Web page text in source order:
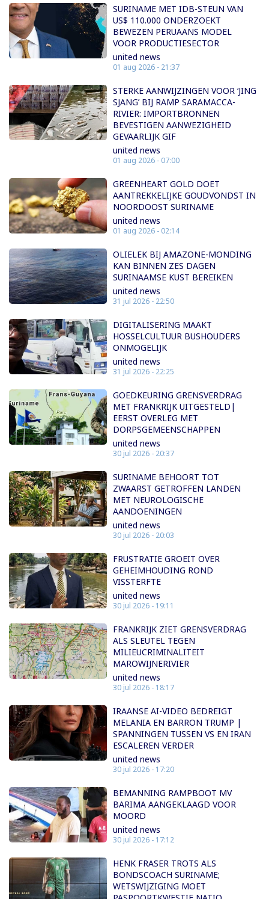
SURINAME MET IDB-STEUN VAN
US$ 110.000 ONDERZOEKT
BEWEZEN PERUAANS MODEL
VOOR PRODUCTIESECTOR
united news
01 aug 2026 - 21:37
STERKE AANWIJZINGEN VOOR ‘JING
SJANG’ BIJ RAMP SARAMACCA-
RIVIER: IMPORTBRONNEN
BEVESTIGEN AANWEZIGHEID
GEVAARLIJK GIF
united news
01 aug 2026 - 07:00
GREENHEART GOLD DOET
AANTREKKELIJKE GOUDVONDST IN
NOORDOOST SURINAME
united news
01 aug 2026 - 02:14
OLIELEK BIJ AMAZONE-MONDING
KAN BINNEN ZES DAGEN
SURINAAMSE KUST BEREIKEN
united news
31 jul 2026 - 22:50
DIGITALISERING MAAKT
HOSSELCULTUUR BUSHOUDERS
ONMOGELIJK
united news
31 jul 2026 - 22:25
GOEDKEURING GRENSVERDRAG
MET FRANKRIJK UITGESTELD|
EERST OVERLEG MET
DORPSGEMEENSCHAPPEN
united news
30 jul 2026 - 20:37
SURINAME BEHOORT TOT
ZWAARST GETROFFEN LANDEN
MET NEUROLOGISCHE
AANDOENINGEN
united news
30 jul 2026 - 20:03
FRUSTRATIE GROEIT OVER
GEHEIMHOUDING ROND
VISSTERFTE
united news
30 jul 2026 - 19:11
FRANKRIJK ZIET GRENSVERDRAG
ALS SLEUTEL TEGEN
MILIEUCRIMINALITEIT
MAROWIJNERIVIER
united news
30 jul 2026 - 18:17
IRAANSE AI-VIDEO BEDREIGT
MELANIA EN BARRON TRUMP |
SPANNINGEN TUSSEN VS EN IRAN
ESCALEREN VERDER
united news
30 jul 2026 - 17:20
BEMANNING RAMPBOOT MV
BARIMA AANGEKLAAGD VOOR
MOORD
united news
30 jul 2026 - 17:12
HENK FRASER TROTS ALS
BONDSCOACH SURINAME;
WETSWIJZIGING MOET